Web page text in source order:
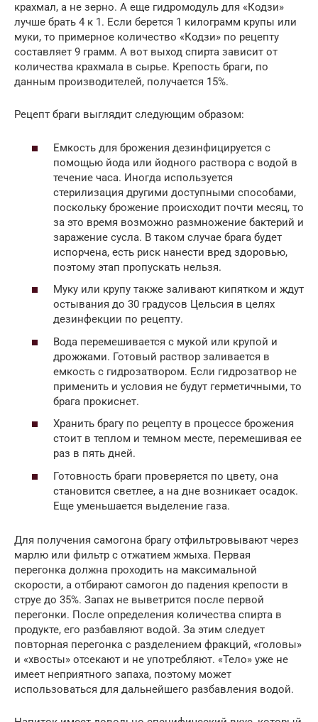
крахмал, а не зерно. А еще гидромодуль для «Кодзи»
лучше брать 4 к 1. Если берется 1 килограмм крупы или
муки, то примерное количество «Кодзи» по рецепту
составляет 9 грамм. А вот выход спирта зависит от
количества крахмала в сырье. Крепость браги, по
данным производителей, получается 15%.
Рецепт браги выглядит следующим образом:
Емкость для брожения дезинфицируется с
помощью йода или йодного раствора с водой в
течение часа. Иногда используется
стерилизация другими доступными способами,
поскольку брожение происходит почти месяц, то
за это время возможно размножение бактерий и
заражение сусла. В таком случае брага будет
испорчена, есть риск нанести вред здоровью,
поэтому этап пропускать нельзя.
Муку или крупу также заливают кипятком и ждут
остывания до 30 градусов Цельсия в целях
дезинфекции по рецепту.
Вода перемешивается с мукой или крупой и
дрожжами. Готовый раствор заливается в
емкость с гидрозатвором. Если гидрозатвор не
применить и условия не будут герметичными, то
брага прокиснет.
Хранить брагу по рецепту в процессе брожения
стоит в теплом и темном месте, перемешивая ее
раз в пять дней.
Готовность браги проверяется по цвету, она
становится светлее, а на дне возникает осадок.
Еще уменьшается выделение газа.
Для получения самогона брагу отфильтровывают через
марлю или фильтр с отжатием жмыха. Первая
перегонка должна проходить на максимальной
скорости, а отбирают самогон до падения крепости в
струе до 35%. Запах не выветрится после первой
перегонки. После определения количества спирта в
продукте, его разбавляют водой. За этим следует
повторная перегонка с разделением фракций, «головы»
и «хвосты» отсекают и не употребляют. «Тело» уже не
имеет неприятного запаха, поэтому может
использоваться для дальнейшего разбавления водой.